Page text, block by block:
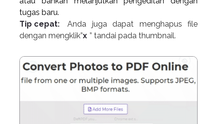
tugas baru.
Tip cepat:
Anda juga dapat menghapus file
dengan mengklik”x ” tandai pada thumbnail.